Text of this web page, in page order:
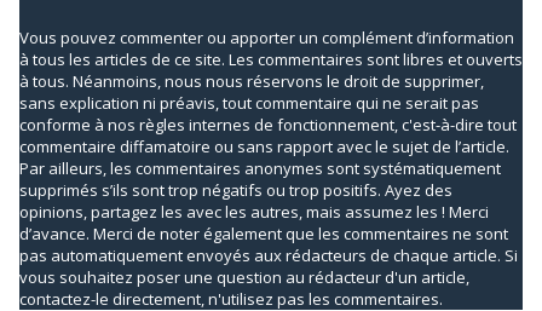
Vous pouvez commenter ou apporter un complément d’information
à tous les articles de ce site. Les commentaires sont libres et ouverts
à tous. Néanmoins, nous nous réservons le droit de supprimer,
sans explication ni préavis, tout commentaire qui ne serait pas
conforme à nos règles internes de fonctionnement, c'est-à-dire tout
commentaire diffamatoire ou sans rapport avec le sujet de l’article.
Par ailleurs, les commentaires anonymes sont systématiquement
supprimés s’ils sont trop négatifs ou trop positifs. Ayez des
opinions, partagez les avec les autres, mais assumez les ! Merci
d’avance. Merci de noter également que les commentaires ne sont
pas automatiquement envoyés aux rédacteurs de chaque article. Si
vous souhaitez poser une question au rédacteur d'un article,
contactez-le directement, n'utilisez pas les commentaires.